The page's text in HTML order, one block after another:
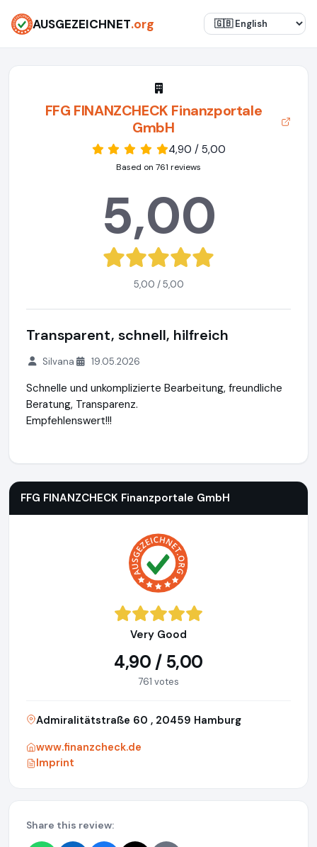
AUSGEZEICHNET.org
FFG FINANZCHECK Finanzportale
GmbH
4,90 / 5,00
Based on 761 reviews
5,00
5,00 / 5,00
Transparent, schnell, hilfreich
Silvana 19.05.2026
Schnelle und unkomplizierte Bearbeitung, freundliche
Beratung, Transparenz.
Empfehlenswert!!!
FFG FINANZCHECK Finanzportale GmbH
Very Good
4,90 / 5,00
761 votes
Admiralitätstraße 60 , 20459 Hamburg
www.finanzcheck.de
Imprint
Share this review: